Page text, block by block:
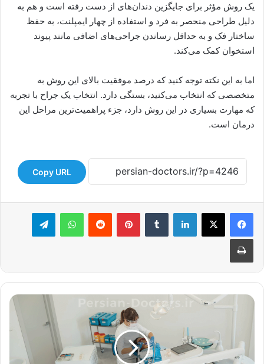
یک روش مؤثر برای جایگزین دندان‌های از دست رفته است و هم به
دلیل طراحی منحصر به فرد و استفاده از چهار ایمپلنت، به حفظ
ساختار فک و به حداقل رساندن جراحی‌های اضافی مانند پیوند
استخوان کمک می‌کند.
اما به این نکته توجه کنید که درصد موفقیت بالای این روش به
متخصصی که انتخاب می‌کنید، بستگی دارد. انتخاب یک جراح با تجربه
که مهارت‌ بسیاری در این روش دارد، جزء پراهمیت‌ترین مراحل این
درمان است.
Copy URL
لینکدین ‫پین‌ترست ‫رددیت واتس آپ
چاپ
ب